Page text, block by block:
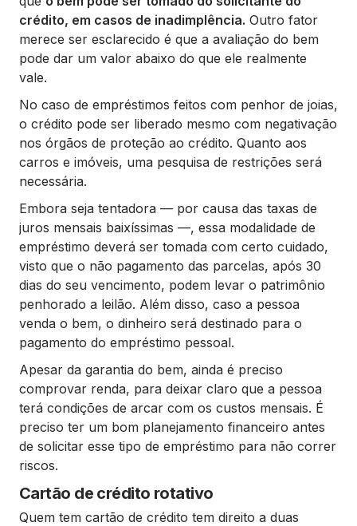
crédito, em casos de inadimplência. Outro fator
merece ser esclarecido é que a avaliação do bem
pode dar um valor abaixo do que ele realmente
vale.
No caso de empréstimos feitos com penhor de joias,
o crédito pode ser liberado mesmo com negativação
nos órgãos de proteção ao crédito. Quanto aos
carros e imóveis, uma pesquisa de restrições será
necessária.
Embora seja tentadora — por causa das taxas de
juros mensais baixíssimas —, essa modalidade de
empréstimo deverá ser tomada com certo cuidado,
visto que o não pagamento das parcelas, após 30
dias do seu vencimento, podem levar o patrimônio
penhorado a leilão. Além disso, caso a pessoa
venda o bem, o dinheiro será destinado para o
pagamento do empréstimo pessoal.
Apesar da garantia do bem, ainda é preciso
comprovar renda, para deixar claro que a pessoa
terá condições de arcar com os custos mensais. É
preciso ter um bom planejamento financeiro antes
de solicitar esse tipo de empréstimo para não correr
riscos.
Cartão de crédito rotativo
Quem tem cartão de crédito tem direito a duas